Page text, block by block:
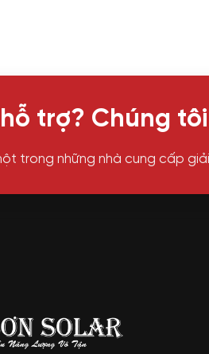
trợ? Chúng
trong những nhà cung cấp